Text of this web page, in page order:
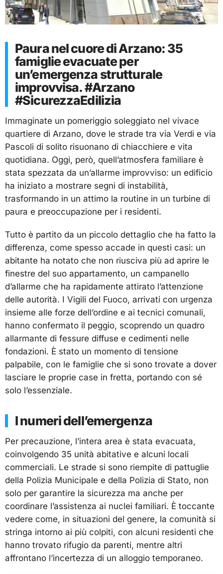
Paura nel cuore di Arzano: 35
famiglie evacuate per
un’emergenza strutturale
improvvisa. #Arzano
#SicurezzaEdilizia
Immaginate un pomeriggio soleggiato nel vivace
quartiere di Arzano, dove le strade tra via Verdi e via
Pascoli di solito risuonano di chiacchiere e vita
quotidiana. Oggi, però, quell’atmosfera familiare è
stata spezzata da un’allarme improvviso: un edificio
ha iniziato a mostrare segni di instabilità,
trasformando in un attimo la routine in un turbine di
paura e preoccupazione per i residenti.
Tutto è partito da un piccolo dettaglio che ha fatto la
differenza, come spesso accade in questi casi: un
abitante ha notato che non riusciva più ad aprire le
finestre del suo appartamento, un campanello
d’allarme che ha rapidamente attirato l’attenzione
delle autorità. I Vigili del Fuoco, arrivati con urgenza
insieme alle forze dell’ordine e ai tecnici comunali,
hanno confermato il peggio, scoprendo un quadro
allarmante di fessure diffuse e cedimenti nelle
fondazioni. È stato un momento di tensione
palpabile, con le famiglie che si sono trovate a dover
lasciare le proprie case in fretta, portando con sé
solo l’essenziale.
I numeri dell’emergenza
Per precauzione, l’intera area è stata evacuata,
coinvolgendo 35 unità abitative e alcuni locali
commerciali. Le strade si sono riempite di pattuglie
della Polizia Municipale e della Polizia di Stato, non
solo per garantire la sicurezza ma anche per
coordinare l’assistenza ai nuclei familiari. È toccante
vedere come, in situazioni del genere, la comunità si
stringa intorno ai più colpiti, con alcuni residenti che
hanno trovato rifugio da parenti, mentre altri
affrontano l’incertezza di un alloggio temporaneo.